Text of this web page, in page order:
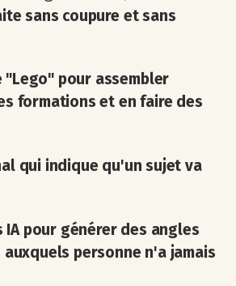
sans coupure et sans
"Lego" pour assembler
formations et en faire des
qui indique qu'un sujet va
IA pour générer des angles
personne n'a jamais